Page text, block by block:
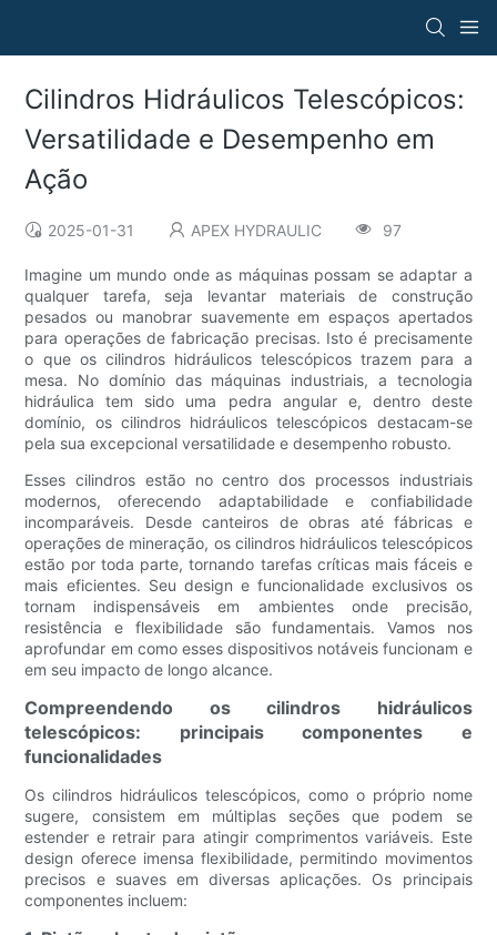
Cilindros Hidráulicos Telescópicos:
Versatilidade e Desempenho em
Ação
2025-01-31 APEX HYDRAULIC 97
Imagine um mundo onde as máquinas possam se adaptar a
qualquer tarefa, seja levantar materiais de construção
pesados ​​ou manobrar suavemente em espaços apertados
para operações de fabricação precisas. Isto é precisamente
o que os cilindros hidráulicos telescópicos trazem para a
mesa. No domínio das máquinas industriais, a tecnologia
hidráulica tem sido uma pedra angular e, dentro deste
domínio, os cilindros hidráulicos telescópicos destacam-se
pela sua excepcional versatilidade e desempenho robusto.
Esses cilindros estão no centro dos processos industriais
modernos, oferecendo adaptabilidade e confiabilidade
incomparáveis. Desde canteiros de obras até fábricas e
operações de mineração, os cilindros hidráulicos telescópicos
estão por toda parte, tornando tarefas críticas mais fáceis e
mais eficientes. Seu design e funcionalidade exclusivos os
tornam indispensáveis ​​em ambientes onde precisão,
resistência e flexibilidade são fundamentais. Vamos nos
aprofundar em como esses dispositivos notáveis ​​funcionam e
em seu impacto de longo alcance.
Compreendendo os cilindros hidráulicos
telescópicos: principais componentes e
funcionalidades
Os cilindros hidráulicos telescópicos, como o próprio nome
sugere, consistem em múltiplas seções que podem se
estender e retrair para atingir comprimentos variáveis. Este
design oferece imensa flexibilidade, permitindo movimentos
precisos e suaves em diversas aplicações. Os principais
componentes incluem: